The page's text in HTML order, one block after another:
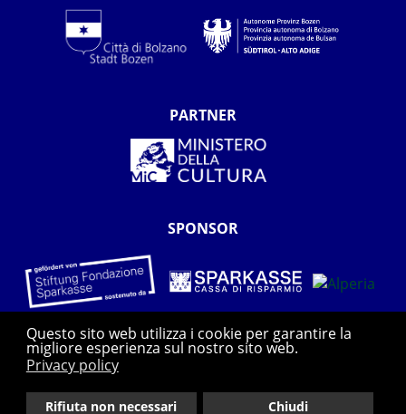
Questo sito web utilizza i cookie per garantire la
migliore esperienza sul nostro sito web.
Privacy policy
Rifiuta non necessari Chiudi
PARTNER
SPONSOR